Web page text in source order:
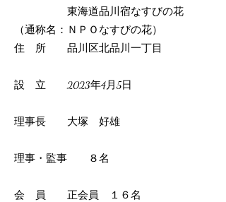
東海道品川宿なすびの花
（通称名：ＮＰＯなすびの花）
住 所 品川区北品川一丁目
設 立 2023年4月5日
理事長 大塚 好雄
理事・監事 ８名
会 員 正会員 １６名